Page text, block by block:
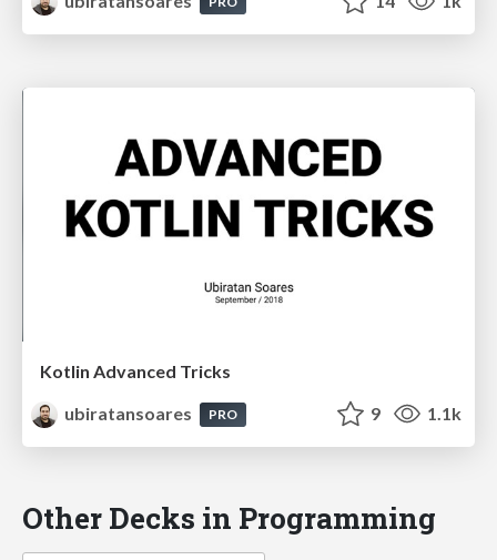
Kotlin Advanced Tricks
ubiratansoares
PRO 9 1.1k
Other Decks in Programming